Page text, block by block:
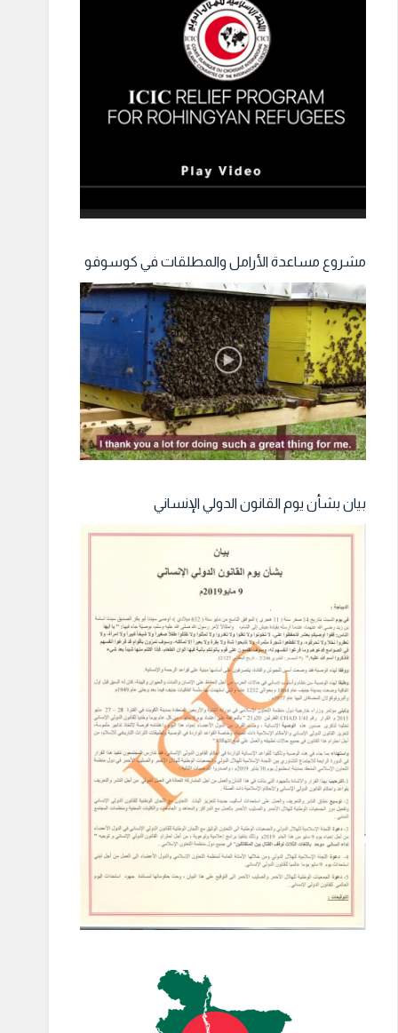
مشروع مساعدة الأرامل والمطلقات في كوسوفو
بيان بشأن يوم القانون الدولي الإنساني